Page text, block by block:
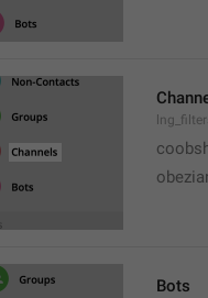
Bots